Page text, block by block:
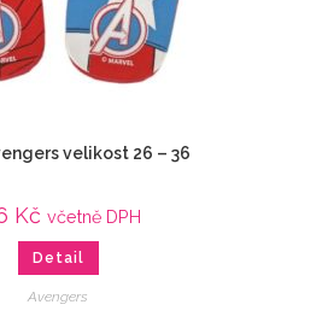
velikost 26 – 36
Kč včetně DPH
Detail
Avengers